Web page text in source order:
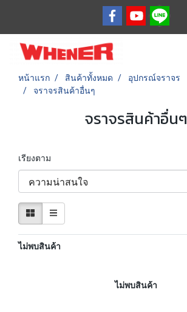
หน้าแรก สินค้าทั้งหมด
อุปกรณ์จราจร
จราจรสินค้าอื่นๆ
จราจรสินค้าอื่นๆ
เรียงตาม
ไม่พบสินค้า
ไม่พบสินค้า